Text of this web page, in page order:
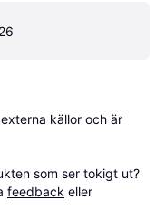
källor och är
som ser tokigt ut?
feedback eller